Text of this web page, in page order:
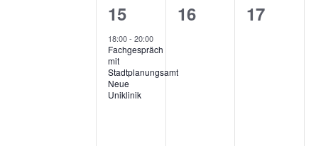
1
Veranstaltung,
15
18:00- 20:00
Fachgespräch
mit
Stadtplanungsamt
Neue
Uniklinik
0
16
0
17